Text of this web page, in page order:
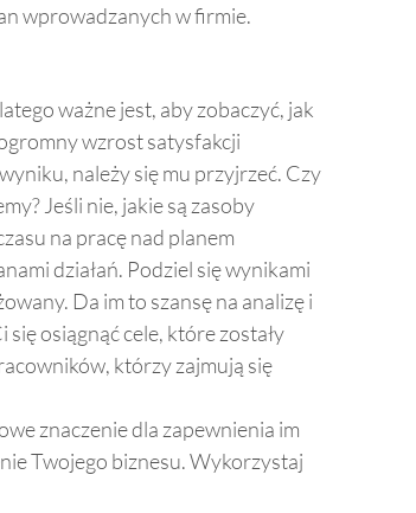
wprowadzanych w firmie.
ważne jest, aby zobaczyć, jak
wzrost satysfakcji
należy się mu przyjrzeć. Czy
Jeśli nie, jakie są zasoby
na pracę nad planem
działań. Podziel się wynikami
Da im to szansę na analizę i
osiągnąć cele, które zostały
którzy zajmują się
znaczenie dla zapewnienia im
Twojego biznesu. Wykorzystaj